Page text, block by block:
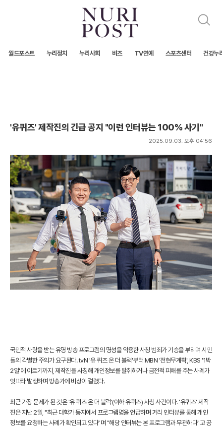
검
월드포스트 누리정치 누리사회 비즈 TV연예 스포츠센터 건강누
'유퀴즈' 제작진의 긴급 공지 "이런 인터뷰는 100% 사기"
2025.09.03. 오후 04:56
국민적 사랑을 받는 유명 방송 프로그램의 명성을 악용한 사칭 범죄가 기승을 부리며 시민
들의 각별한 주의가 요구된다. tvN '유 퀴즈 온 더 블럭'부터 MBN '전현무계획', KBS '1박
2일'에 이르기까지, 제작진을 사칭해 개인정보를 탈취하거나 금전적 피해를 주는 사례가
잇따라 발생하며 방송가에 비상이 걸렸다.
최근 가장 문제가 된 것은 '유 퀴즈 온 더 블럭'(이하 유퀴즈) 사칭 사건이다. '유퀴즈' 제작
진은 지난 2일, "최근 대학가 등지에서 프로그램명을 언급하며 거리 인터뷰를 통해 개인
정보를 요청하는 사례가 확인되고 있다"며 "해당 인터뷰는 본 프로그램과 무관하다"고 공